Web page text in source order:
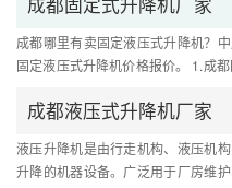
成都哪里有卖固定液压式升降机？
固定液压式升降机价格报价。 1.成
成都液压式升降机厂家
液压升降机是由行走机构、液压机
升降的机器设备。广泛用于厂房维